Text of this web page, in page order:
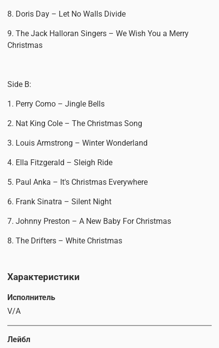
8. Doris Day – Let No Walls Divide
9. The Jack Halloran Singers – We Wish You a Merry
Christmas
Side B:
1. Perry Como – Jingle Bells
2. Nat King Cole – The Christmas Song
3. Louis Armstrong – Winter Wonderland
4. Ella Fitzgerald – Sleigh Ride
5. Paul Anka – It's Christmas Everywhere
6. Frank Sinatra – Silent Night
7. Johnny Preston – A New Baby For Christmas
8. The Drifters – White Christmas
Характеристики
Исполнитель
V/A
Лейбл